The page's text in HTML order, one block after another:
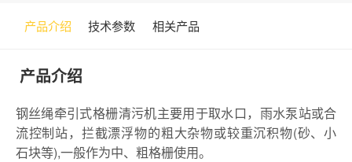
产品介绍 技术参数 相关产品
产品介绍
钢丝绳牵引式格栅清污机主要用于取水口，雨水泵站或合
流控制站，拦截漂浮物的粗大杂物或较重沉积物(砂、小
石块等),一般作为中、粗格栅使用。